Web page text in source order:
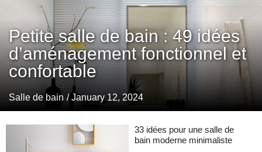
Petite salle de bain : 49 idées
d’aménagement fonctionnel et
confortable
Salle de bain / January 12, 2024
33 idées pour une salle de
bain moderne minimaliste